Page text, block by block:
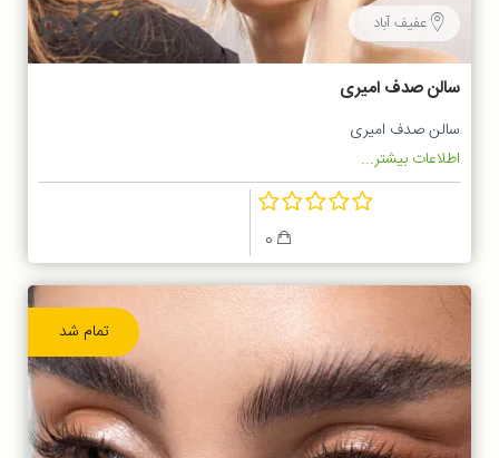
عفیف آباد
سالن صدف امیری
سالن صدف امیری
اطلاعات بیشتر...
تمام شد